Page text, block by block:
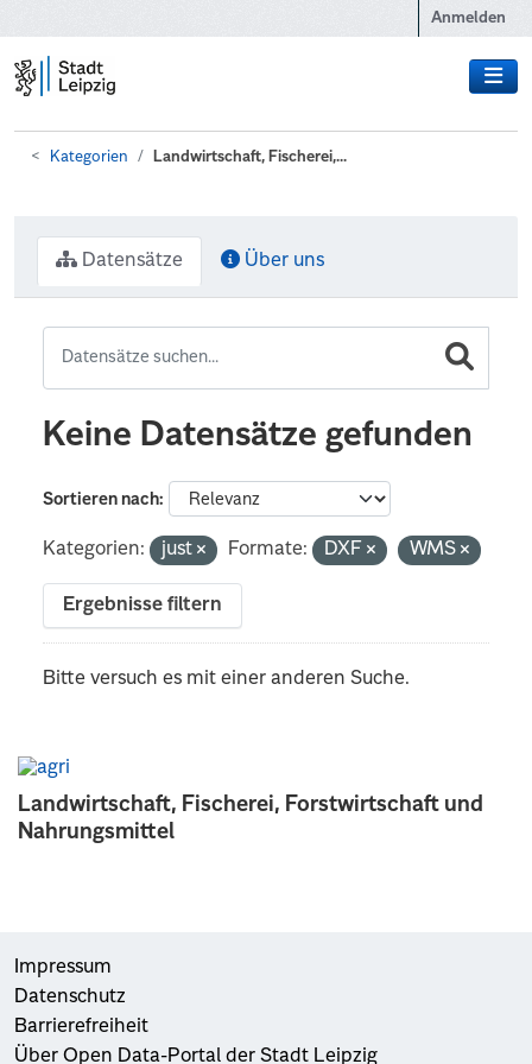
Anmelden
Kategorien Landwirtschaft, Fischerei,...
Landwirtschaft, Fischerei, Forstwirtschaft und
Nahrungsmittel
Datensätze Über uns
Keine Datensätze gefunden
Sortieren nach
Kategorien: just Formate: DXF WMS
Ergebnisse filtern
Bitte versuch es mit einer anderen Suche.
Impressum
Datenschutz
Barrierefreiheit
Über Open Data-Portal der Stadt Leipzig